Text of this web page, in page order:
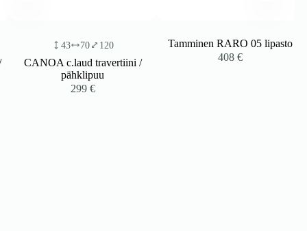
43 70 120
CANOA c.laud travertiini /
pähklipuu
299€
Tamminen RARO 05 lipasto
408€